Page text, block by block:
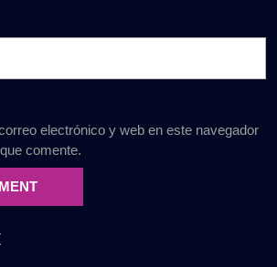
electrónico y web en este navegador
comente.